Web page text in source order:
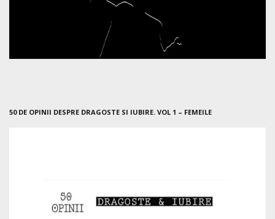
50 DE OPINII DESPRE DRAGOSTE SI IUBIRE. VOL 1 – FEMEILE